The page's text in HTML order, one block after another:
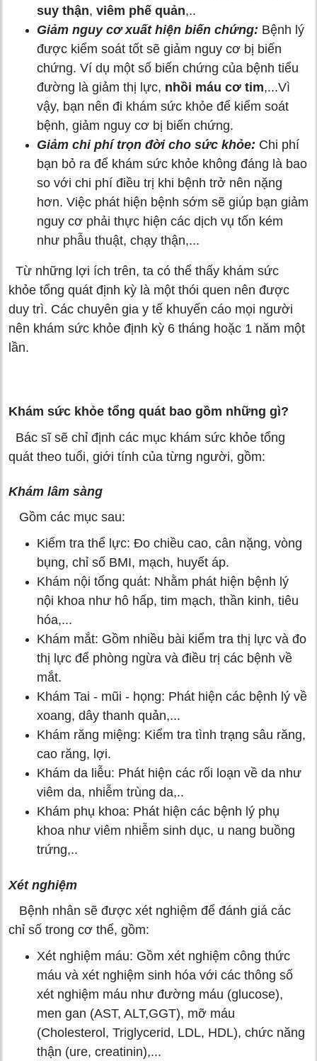
suy thận, viêm phế quản,..
Giảm nguy cơ xuất hiện biến chứng: Bệnh lý
được kiểm soát tốt sẽ giảm nguy cơ bị biến
chứng. Ví dụ một số biến chứng của bệnh tiểu
đường là giảm thị lực, nhồi máu cơ tim,...Vì
vậy, bạn nên đi khám sức khỏe để kiểm soát
bệnh, giảm nguy cơ bị biến chứng.
Giảm chi phí trọn đời cho sức khỏe: Chi phí
bạn bỏ ra để khám sức khỏe không đáng là bao
so với chi phí điều trị khi bệnh trở nên nặng
hơn. Việc phát hiện bệnh sớm sẽ giúp bạn giảm
nguy cơ phải thực hiện các dịch vụ tốn kém
như phẫu thuật, chạy thận,...
Từ những lợi ích trên, ta có thể thấy khám sức
khỏe tổng quát định kỳ là một thói quen nên được
duy trì. Các chuyên gia y tế khuyến cáo mọi người
nên khám sức khỏe định kỳ 6 tháng hoặc 1 năm một
lần.
Khám sức khỏe tổng quát bao gồm những gì?
Bác sĩ sẽ chỉ định các mục khám sức khỏe tổng
quát theo tuổi, giới tính của từng người, gồm:
Khám lâm sàng
Gồm các mục sau:
Kiểm tra thể lực: Đo chiều cao, cân nặng, vòng
bụng, chỉ số BMI, mạch, huyết áp.
Khám nội tổng quát: Nhằm phát hiện bệnh lý
nội khoa như hô hấp, tim mạch, thần kinh, tiêu
hóa,...
Khám mắt: Gồm nhiều bài kiểm tra thị lực và đo
thị lực để phòng ngừa và điều trị các bệnh về
mắt.
Khám Tai - mũi - họng: Phát hiện các bệnh lý về
xoang, dây thanh quản,...
Khám răng miệng: Kiểm tra tình trạng sâu răng,
cao răng, lợi.
Khám da liễu: Phát hiện các rối loạn về da như
viêm da, nhiễm trùng da,..
Khám phụ khoa: Phát hiện các bệnh lý phụ
khoa như viêm nhiễm sinh dục, u nang buồng
trứng,..
Xét nghiệm
Bệnh nhân sẽ được xét nghiệm để đánh giá các
chỉ số trong cơ thể, gồm:
Xét nghiệm máu: Gồm xét nghiệm công thức
máu và xét nghiệm sinh hóa với các thông số
xét nghiệm máu như đường máu (glucose),
men gan (AST, ALT,GGT), mỡ máu
(Cholesterol, Triglycerid, LDL, HDL), chức năng
thận (ure, creatinin),...